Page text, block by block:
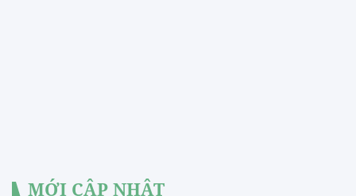
MỚI CẬP NHẬT